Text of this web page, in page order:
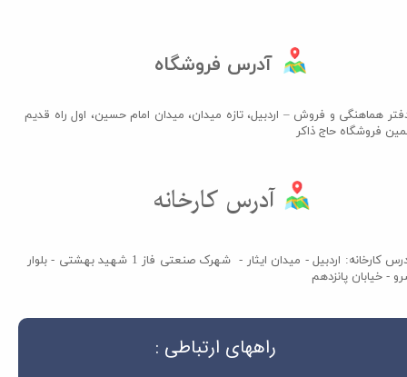
آدرس فروشگاه
هماهنگی و فروش – اردبیل، تازه میدان، میدان امام حسین، اول راه قدیم
فروشگاه حاج ذاکر​​​​​​​
آدرس کارخانه: اردبیل - میدان ایثار - شهرک صنعتی فاز 1 شهید بهشتی - بلوار
- خیابان پانزدهم
راههای ارتباطی :
آدرس کارخانه​​​​​​​